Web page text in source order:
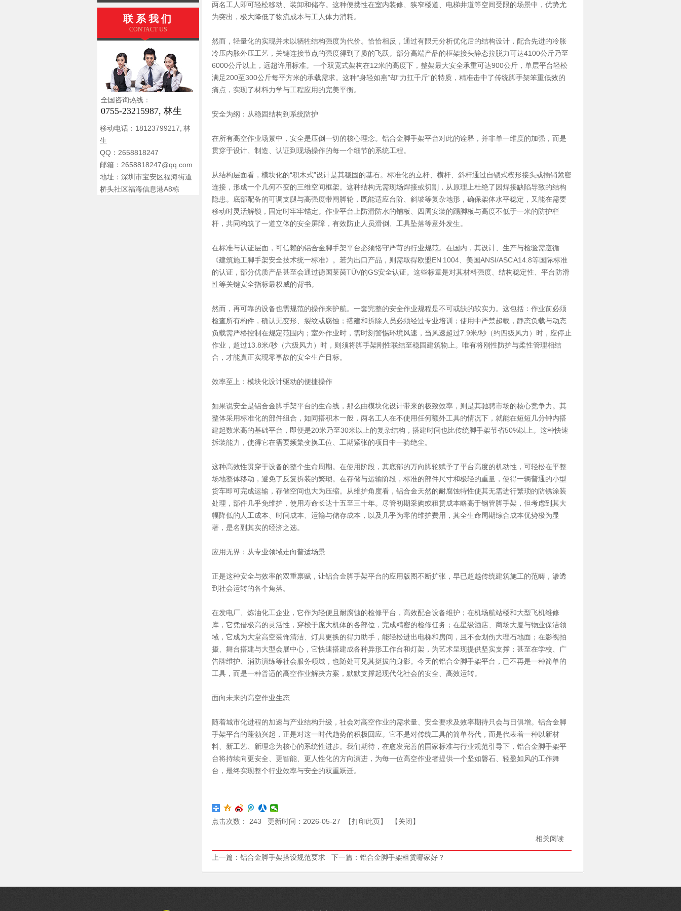
联系我们
CONTACT US
全国咨询热线：
0755-23215987, 林生
移动电话：18123799217, 林
生
QQ：2658818247
邮箱：2658818247@qq.com
地址：深圳市宝安区福海街道
桥头社区福海信息港A8栋
两名工人即可轻松移动、装卸和储存。这种便携性在室内装修、狭窄楼道、电梯井道等空间受限的场景中，优势尤
为突出，极大降低了物流成本与工人体力消耗。
然而，轻量化的实现并未以牺牲结构强度为代价。恰恰相反，通过有限元分析优化后的结构设计，配合先进的冷胀
冷压内胀外压工艺，关键连接节点的强度得到了质的飞跃。部分高端产品的框架接头静态拉脱力可达4100公斤乃至
6000公斤以上，远超许用标准。一个双宽式架构在12米的高度下，整架最大安全承重可达900公斤，单层平台轻松
满足200至300公斤每平方米的承载需求。这种“身轻如燕”却“力扛千斤”的特质，精准击中了传统脚手架笨重低效的
痛点，实现了材料力学与工程应用的完美平衡。
安全为纲：从稳固结构到系统防护
在所有高空作业场景中，安全是压倒一切的核心理念。铝合金脚手架平台对此的诠释，并非单一维度的加强，而是
贯穿于设计、制造、认证到现场操作的每一个细节的系统工程。
从结构层面看，模块化的“积木式”设计是其稳固的基石。标准化的立杆、横杆、斜杆通过自锁式楔形接头或插销紧密
连接，形成一个几何不变的三维空间框架。这种结构无需现场焊接或切割，从原理上杜绝了因焊接缺陷导致的结构
隐患。底部配备的可调支腿与高强度带闸脚轮，既能适应台阶、斜坡等复杂地形，确保架体水平稳定，又能在需要
移动时灵活解锁，固定时牢牢锚定。作业平台上防滑防水的铺板、四周安装的踢脚板与高度不低于一米的防护栏
杆，共同构筑了一道立体的安全屏障，有效防止人员滑倒、工具坠落等意外发生。
在标准与认证层面，可信赖的铝合金脚手架平台必须恪守严苛的行业规范。在国内，其设计、生产与检验需遵循
《建筑施工脚手架安全技术统一标准》。若为出口产品，则需取得欧盟EN 1004、美国ANSI/ASC A14.8等国际标准
的认证，部分优质产品甚至会通过德国莱茵TÜV的GS安全认证。这些标章是对其材料强度、结构稳定性、平台防滑
性等关键安全指标最权威的背书。
然而，再可靠的设备也需规范的操作来护航。一套完整的安全作业规程是不可或缺的软实力。这包括：作业前必须
检查所有构件，确认无变形、裂纹或腐蚀；搭建和拆除人员必须经过专业培训；使用中严禁超载，静态负载与动态
负载需严格控制在规定范围内；室外作业时，需时刻警惕环境风速，当风速超过7.9米/秒（约四级风力）时，应停止
作业，超过13.8米/秒（六级风力）时，则须将脚手架刚性联结至稳固建筑物上。唯有将刚性防护与柔性管理相结
合，才能真正实现零事故的安全生产目标。
效率至上：模块化设计驱动的便捷操作
如果说安全是铝合金脚手架平台的生命线，那么由模块化设计带来的极致效率，则是其驰骋市场的核心竞争力。其
整体采用标准化的部件组合，如同搭积木一般，两名工人在不使用任何额外工具的情况下，就能在短短几分钟内搭
建起数米高的基础平台，即便是20米乃至30米以上的复杂结构，搭建时间也比传统脚手架节省50%以上。这种快速
拆装能力，使得它在需要频繁变换工位、工期紧张的项目中一骑绝尘。
这种高效性贯穿于设备的整个生命周期。在使用阶段，其底部的万向脚轮赋予了平台高度的机动性，可轻松在平整
场地整体移动，避免了反复拆装的繁琐。在存储与运输阶段，标准的部件尺寸和极轻的重量，使得一辆普通的小型
货车即可完成运输，存储空间也大为压缩。从维护角度看，铝合金天然的耐腐蚀特性使其无需进行繁琐的防锈涂装
处理，部件几乎免维护，使用寿命长达十五至三十年。尽管初期采购或租赁成本略高于钢管脚手架 ，但考虑到其大
幅降低的人工成本、时间成本、运输与储存成本，以及几乎为零的维护费用，其全生命周期综合成本优势极为显
著，是名副其实的经济之选。
应用无界：从专业领域走向普适场景
正是这种安全与效率的双重禀赋，让铝合金脚手架平台的应用版图不断扩张，早已超越传统建筑施工的范畴，渗透
到社会运转的各个角落。
在发电厂、炼油化工企业，它作为轻便且耐腐蚀的检修平台，高效配合设备维护；在机场航站楼和大型飞机维修
库，它凭借极高的灵活性，穿梭于庞大机体的各部位，完成精密的检修任务；在星级酒店、商场大厦与物业保洁领
域，它成为大堂高空装饰清洁、灯具更换的得力助手，能轻松进出电梯和房间，且不会划伤大理石地面；在影视拍
摄、舞台搭建与大型会展中心，它快速搭建成各种异形工作台和灯架，为艺术呈现提供坚实支撑；甚至在学校、广
告牌维护、消防演练等社会服务领域，也随处可见其挺拔的身影。今天的铝合金脚手架平台，已不再是一种简单的
工具，而是一种普适的高空作业解决方案，默默支撑起现代化社会的安全、高效运转。
面向未来的高空作业生态
随着城市化进程的加速与产业结构升级，社会对高空作业的需求量、安全要求及效率期待只会与日俱增。铝合金脚
手架平台的蓬勃兴起，正是对这一时代趋势的积极回应。它不是对传统工具的简单替代，而是代表着一种以新材
料、新工艺、新理念为核心的系统性进步。我们期待，在愈发完善的国家标准与行业规范引导下，铝合金脚手架平
台将持续向更安全、更智能、更人性化的方向演进，为每一位高空作业者提供一个坚如磐石、轻盈如风的工作舞
台，最终实现整个行业效率与安全的双重跃迁。
点击次数： 243 更新时间：2026-05-27 【打印此页】 【关闭】
相关阅读
上一篇： 铝合金脚手架搭设规范要求 下一篇： 铝合金脚手架租赁哪家好？